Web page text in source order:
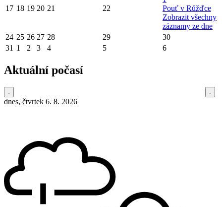
17 18 19 20 21 22
Pouť v Růžďce
Zobrazit všechny
záznamy ze dne
24 25 26 27 28 29
30
31 1 2 3 4 5 6
Aktuální počasí
dnes, čtvrtek 6. 8. 2026